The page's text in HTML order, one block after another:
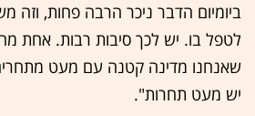
ביומיום הדבר ניכר הרבה פחות, וזה
לטפל בו. יש לכך סיבות רבות. אחת
שאנחנו מדינה קטנה עם מעט
יש מעט תחרות".